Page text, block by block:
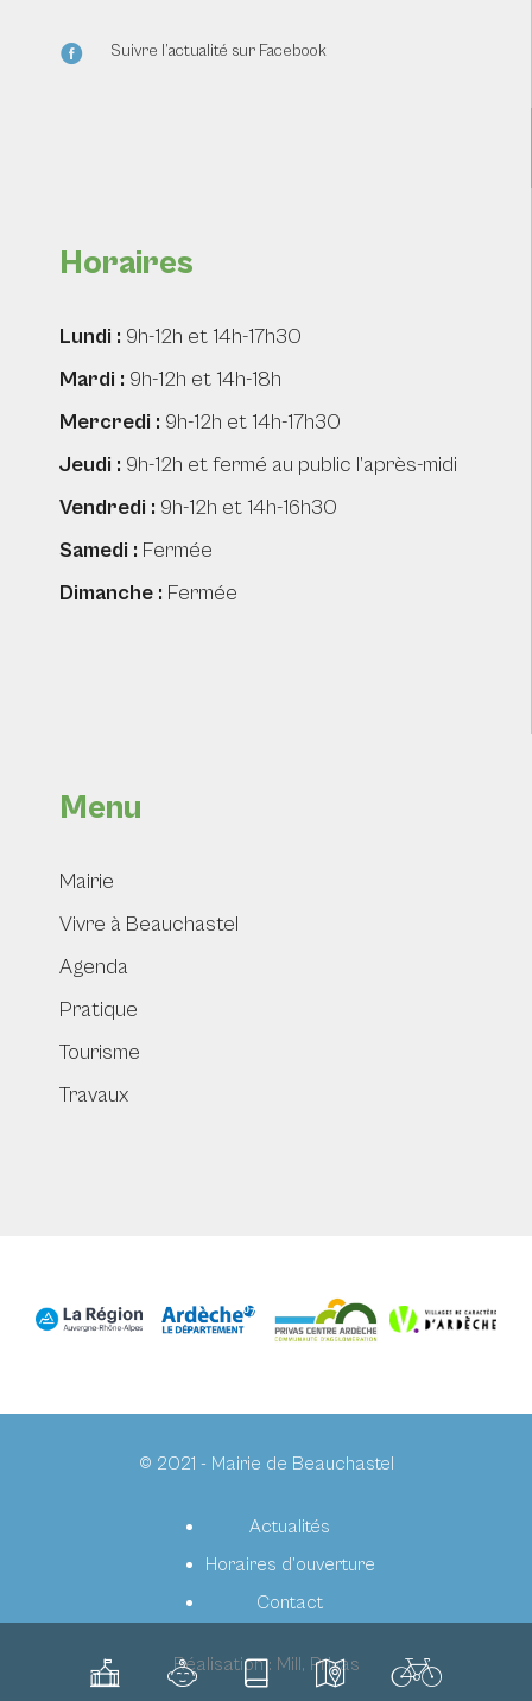
Suivre l’actualité sur Facebook
Horaires
Lundi : 9h-12h et 14h-17h30
Mardi : 9h-12h et 14h-18h
Mercredi : 9h-12h et 14h-17h30
Jeudi : 9h-12h et fermé au public l’après-midi
Vendredi : 9h-12h et 14h-16h30
Samedi : Fermée
Dimanche : Fermée
Menu
Mairie
Vivre à Beauchastel
Agenda
Pratique
Tourisme
Travaux
© 2021 - Mairie de Beauchastel
Actualités
Horaires d’ouverture
Contact
Réalisation : Mill, Privas